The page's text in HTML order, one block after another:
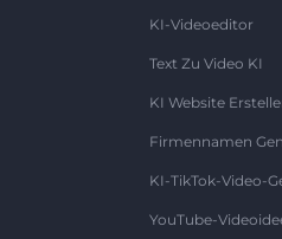
KI-Videoeditor
Text Zu Video KI
KI Website
Firmennamen
KI-TikTok-Video-
YouTube-